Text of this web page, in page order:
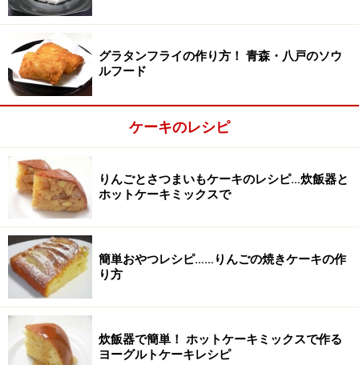
マシュマロ
レインボーケーキの作り方・手順
■7色のパンケーキを焼く
着色料を用意する
食品用の着色料を用意する。
7色揃わない場合は、「赤と青を混ぜて紫」、「赤と黄
色を混ぜてオレンジ」、「青と黄色を混ぜて緑」といっ
たふうに、混ぜて色を変えるか、濃淡で変える。
グラタンフライの作り方！ 青森・八戸のソウ
ルフード
ケーキのレシピ
りんごとさつまいもケーキのレシピ…炊飯器と
ホットケーキミックスで
簡単おやつレシピ……りんごの焼きケーキの作
り方
炊飯器で簡単！ ホットケーキミックスで作る
ヨーグルトケーキレシピ